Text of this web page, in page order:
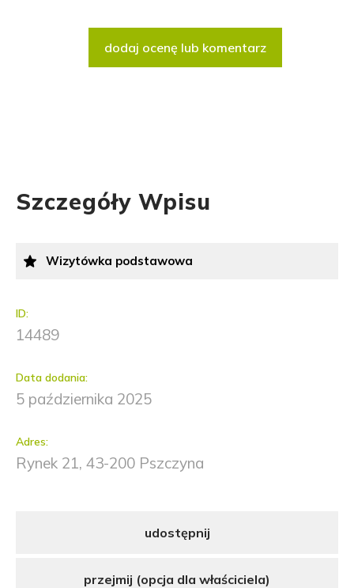
dodaj ocenę lub komentarz
Szczegóły Wpisu
Wizytówka podstawowa
ID:
14489
Data dodania:
5 października 2025
Adres:
Rynek 21, 43-200 Pszczyna
udostępnij
przejmij (opcja dla właściciela)